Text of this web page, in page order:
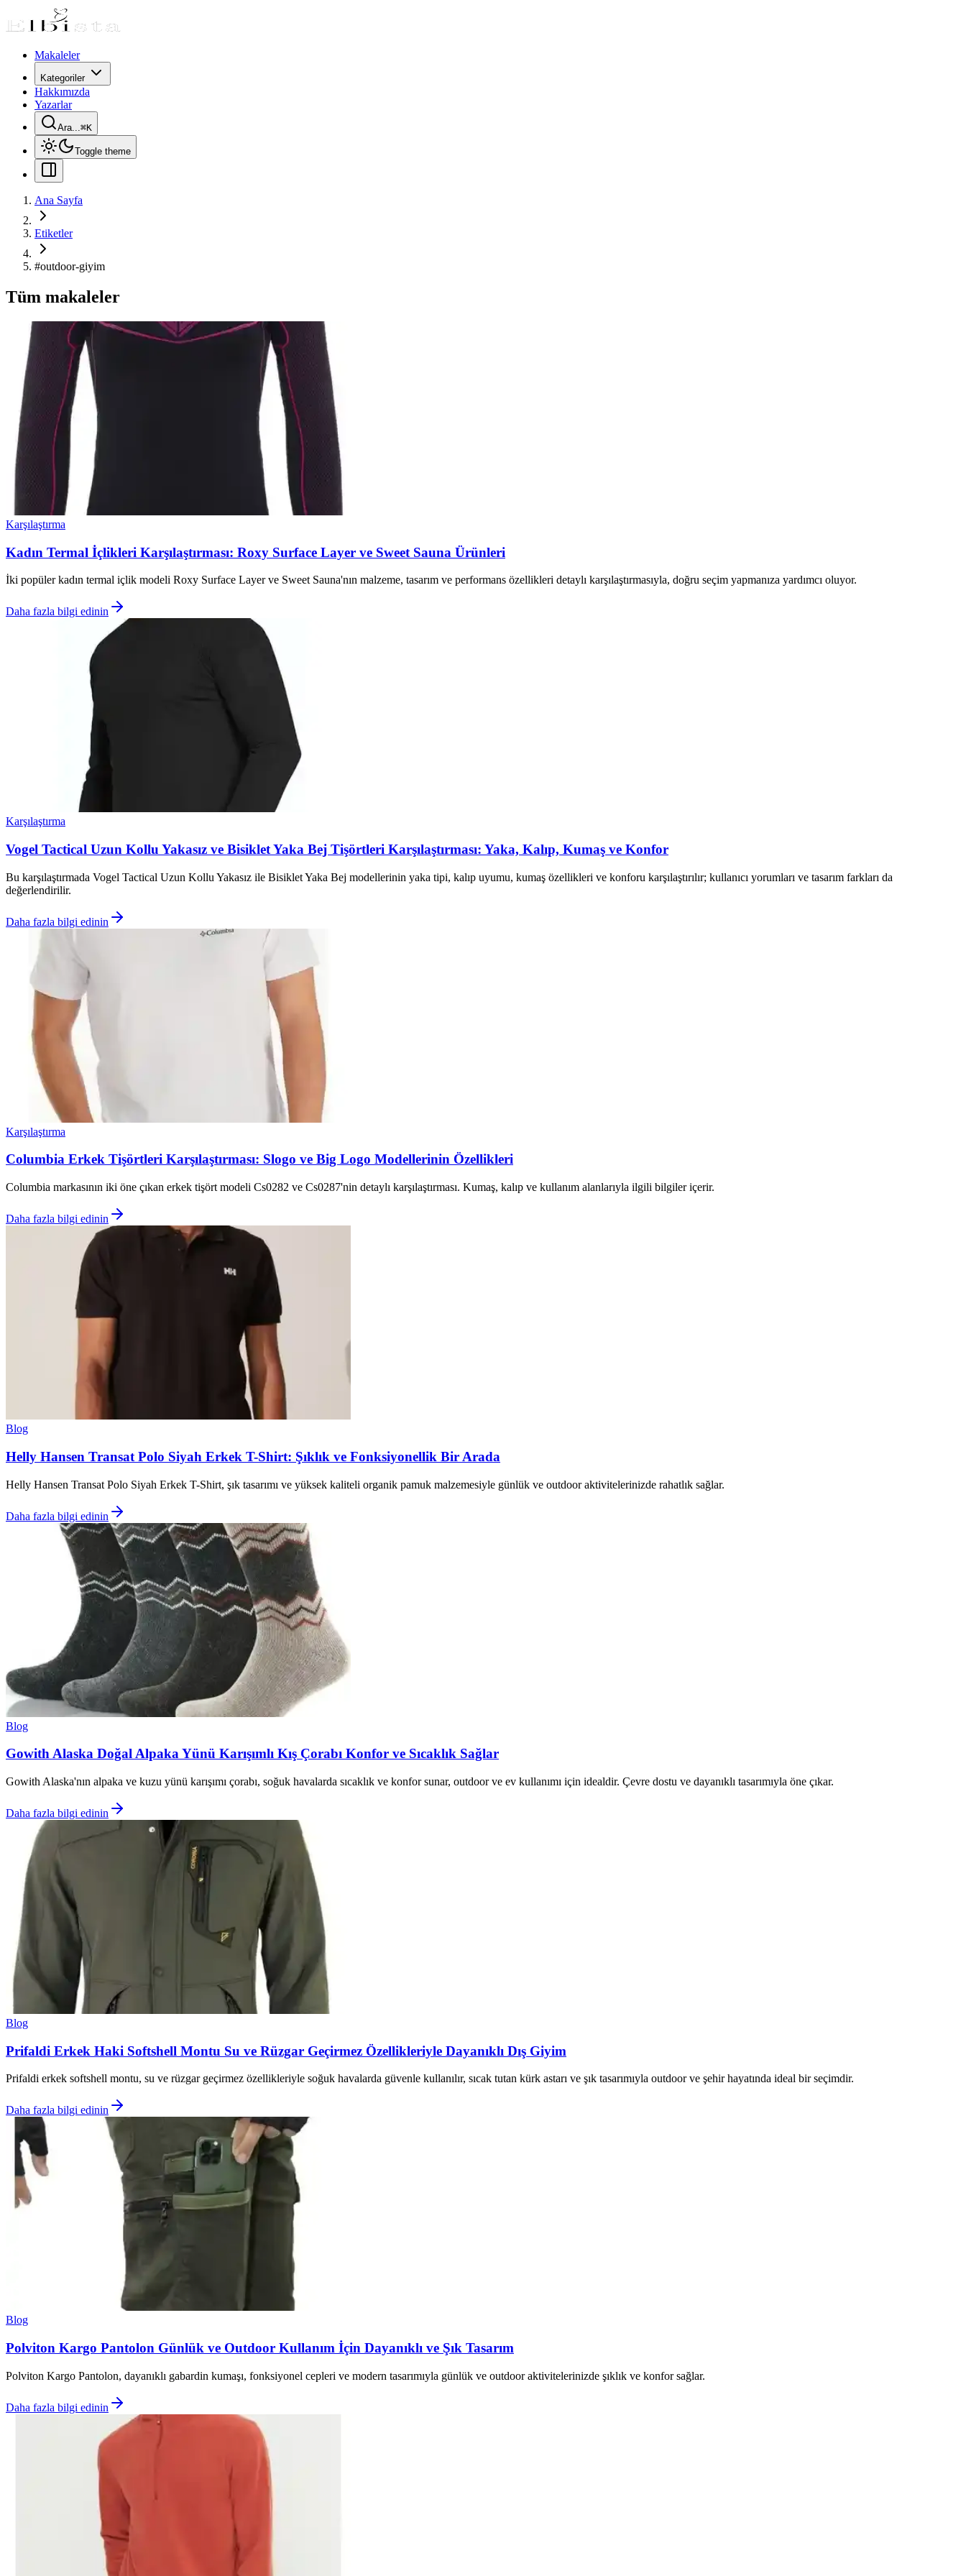
Makaleler
Kategoriler
Hakkımızda
Yazarlar
Ara...⌘K
Toggle theme
Ana Sayfa
Etiketler
#outdoor-giyim
Tüm makaleler
Karşılaştırma
Kadın Termal İçlikleri Karşılaştırması: Roxy Surface Layer ve Sweet Sauna Ürünleri
İki popüler kadın termal içlik modeli Roxy Surface Layer ve Sweet Sauna'nın malzeme, tasarım ve performans özellikleri detaylı karşılaştırmasıyla, doğru seçim yapmanıza yardımcı oluyor.
Daha fazla bilgi edinin
Karşılaştırma
Vogel Tactical Uzun Kollu Yakasız ve Bisiklet Yaka Bej Tişörtleri Karşılaştırması: Yaka, Kalıp, Kumaş ve Konfor
Bu karşılaştırmada Vogel Tactical Uzun Kollu Yakasız ile Bisiklet Yaka Bej modellerinin yaka tipi, kalıp uyumu, kumaş özellikleri ve konforu karşılaştırılır; kullanıcı yorumları ve tasarım farkları da
değerlendirilir.
Daha fazla bilgi edinin
Karşılaştırma
Columbia Erkek Tişörtleri Karşılaştırması: Slogo ve Big Logo Modellerinin Özellikleri
Columbia markasının iki öne çıkan erkek tişört modeli Cs0282 ve Cs0287'nin detaylı karşılaştırması. Kumaş, kalıp ve kullanım alanlarıyla ilgili bilgiler içerir.
Daha fazla bilgi edinin
Blog
Helly Hansen Transat Polo Siyah Erkek T-Shirt: Şıklık ve Fonksiyonellik Bir Arada
Helly Hansen Transat Polo Siyah Erkek T-Shirt, şık tasarımı ve yüksek kaliteli organik pamuk malzemesiyle günlük ve outdoor aktivitelerinizde rahatlık sağlar.
Daha fazla bilgi edinin
Blog
Gowith Alaska Doğal Alpaka Yünü Karışımlı Kış Çorabı Konfor ve Sıcaklık Sağlar
Gowith Alaska'nın alpaka ve kuzu yünü karışımı çorabı, soğuk havalarda sıcaklık ve konfor sunar, outdoor ve ev kullanımı için idealdir. Çevre dostu ve dayanıklı tasarımıyla öne çıkar.
Daha fazla bilgi edinin
Blog
Prifaldi Erkek Haki Softshell Montu Su ve Rüzgar Geçirmez Özellikleriyle Dayanıklı Dış Giyim
Prifaldi erkek softshell montu, su ve rüzgar geçirmez özellikleriyle soğuk havalarda güvenle kullanılır, sıcak tutan kürk astarı ve şık tasarımıyla outdoor ve şehir hayatında ideal bir seçimdir.
Daha fazla bilgi edinin
Blog
Polviton Kargo Pantolon Günlük ve Outdoor Kullanım İçin Dayanıklı ve Şık Tasarım
Polviton Kargo Pantolon, dayanıklı gabardin kumaşı, fonksiyonel cepleri ve modern tasarımıyla günlük ve outdoor aktivitelerinizde şıklık ve konfor sağlar.
Daha fazla bilgi edinin